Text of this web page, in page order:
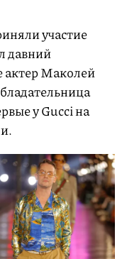
участие
давний
актер Маколей
у Gucci на